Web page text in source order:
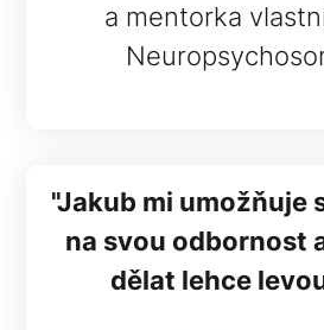
a mentorka
"Jakub mi umožňuje
na svou odbornost
dělat lehce